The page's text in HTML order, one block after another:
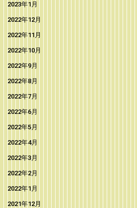
2023年1月
2022年12月
2022年11月
2022年10月
2022年9月
2022年8月
2022年7月
2022年6月
2022年5月
2022年4月
2022年3月
2022年2月
2022年1月
2021年12月